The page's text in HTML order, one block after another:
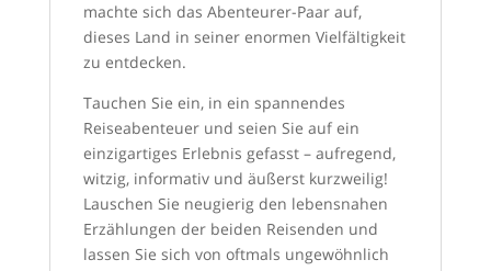
machte sich das Abenteurer-Paar auf,
dieses Land in seiner enormen Vielfältigkeit
zu entdecken.
Tauchen Sie ein, in ein spannendes
Reiseabenteuer und seien Sie auf ein
einzigartiges Erlebnis gefasst – aufregend,
witzig, informativ und äußerst kurzweilig!
Lauschen Sie neugierig den lebensnahen
Erzählungen der beiden Reisenden und
lassen Sie sich von oftmals ungewöhnlich